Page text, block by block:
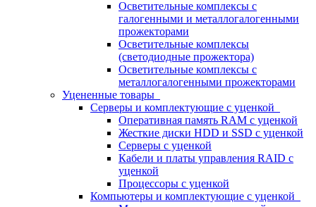
Осветительные комплексы с
галогенными и металлогалогенными
прожекторами
Осветительные комплексы
(светодиодные прожектора)
Осветительные комплексы с
металлогалогенными прожекторами
Уцененные товары
Серверы и комплектующие с уценкой
Оперативная память RAM с уценкой
Жесткие диски HDD и SSD с уценкой
Серверы с уценкой
Кабели и платы управления RAID с
уценкой
Процессоры с уценкой
Компьютеры и комплектующие с уценкой